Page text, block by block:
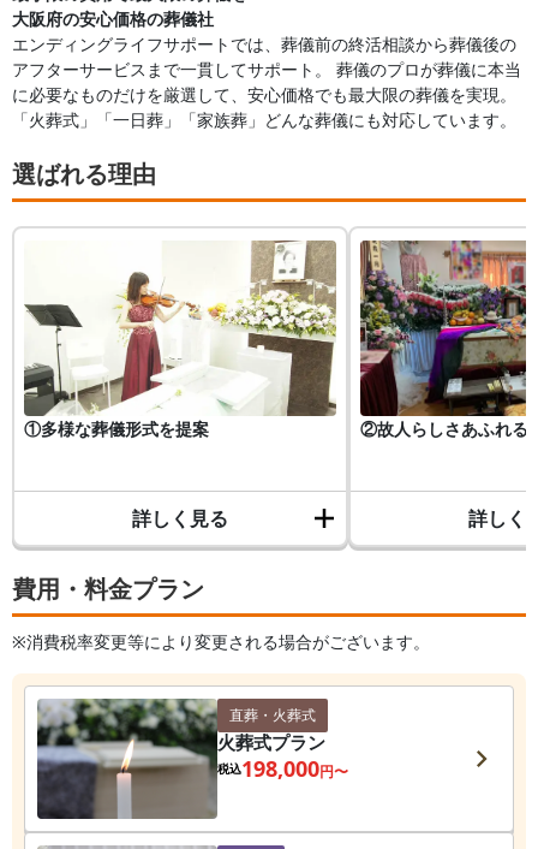
費用・料金プラン
※消費税率変更等により変更される場合がございます。
直葬・火葬式
火葬式プラン
税込198,000円〜
大阪府の安心価格の葬儀社
エンディングライフサポートでは、葬儀前の終活相談から葬儀後の
アフターサービスまで一貫してサポート。 葬儀のプロが葬儀に本当
に必要なものだけを厳選して、安心価格でも最大限の葬儀を実現。
「火葬式」「一日葬」「家族葬」どんな葬儀にも対応しています。
選ばれる理由
①多様な葬儀形式を提案
詳しく見る
②故人らしさあふれる
詳しく